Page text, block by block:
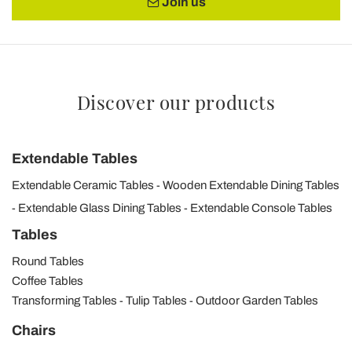
Discover our products
Extendable Tables
Extendable Ceramic Tables
Wooden Extendable Dining Tables
Extendable Glass Dining Tables
Extendable Console Tables
Tables
Round Tables
Coffee Tables
Transforming Tables
Tulip Tables Outdoor Garden Tables
Chairs